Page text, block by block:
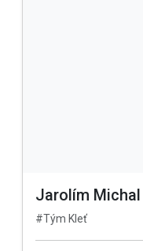
Jarolím Michal
#Tým Kleť